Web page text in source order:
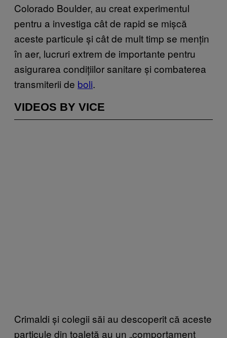
Colorado Boulder, au creat experimentul
pentru a investiga cât de rapid se mișcă
aceste particule și cât de mult timp se mențin
în aer, lucruri extrem de importante pentru
asigurarea condițiilor sanitare și combaterea
transmiterii de boli.
VIDEOS BY VICE
Crimaldi și colegii săi au descoperit că aceste
particule din toaletă au un „comportament